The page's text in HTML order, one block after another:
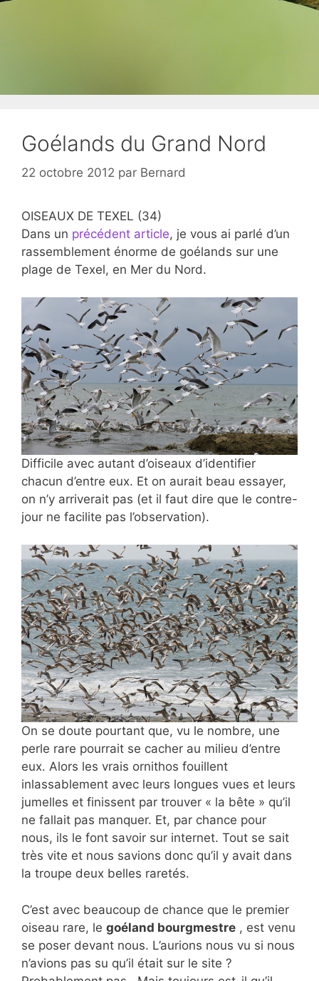
Goélands du Grand Nord
22 octobre 2012 par Bernard
OISEAUX DE TEXEL (34)
Dans un précédent article, je vous ai parlé d’un
rassemblement énorme de goélands sur une
plage de Texel, en Mer du Nord.
Difficile avec autant d’oiseaux d’identifier
chacun d’entre eux. Et on aurait beau essayer,
on n’y arriverait pas (et il faut dire que le contre-
jour ne facilite pas l’observation).
On se doute pourtant que, vu le nombre, une
perle rare pourrait se cacher au milieu d’entre
eux. Alors les vrais ornithos fouillent
inlassablement avec leurs longues vues et leurs
jumelles et finissent par trouver « la bête » qu’il
ne fallait pas manquer. Et, par chance pour
nous, ils le font savoir sur internet. Tout se sait
très vite et nous savions donc qu’il y avait dans
la troupe deux belles raretés.
C’est avec beaucoup de chance que le premier
oiseau rare, le goéland bourgmestre , est venu
se poser devant nous. L’aurions nous vu si nous
n’avions pas su qu’il était sur le site ?